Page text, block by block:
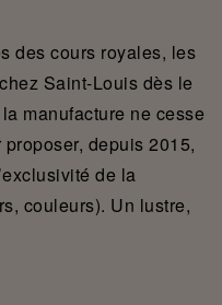
des cours royales, les
Saint-Louis dès le
manufacture ne cesse
depuis 2015,
de la
couleurs). Un lustre,